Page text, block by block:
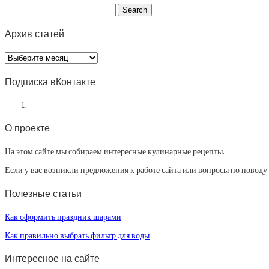
Архив статей
Архив
статей
Подписка вКонтакте
О проекте
На этом сайте мы собираем интересные кулинарные рецепты.
Если у вас возникли предложения к работе сайта или вопросы по
Полезные статьи
Как оформить праздник шарами
Как правильно выбрать фильтр для воды
Интересное на сайте